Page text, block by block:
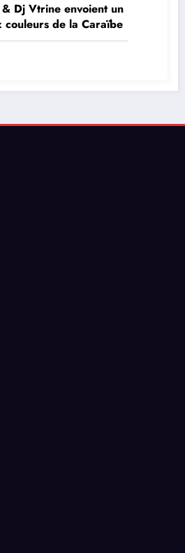
& Dj Vtrine envoient un
couleurs de la Caraïbe